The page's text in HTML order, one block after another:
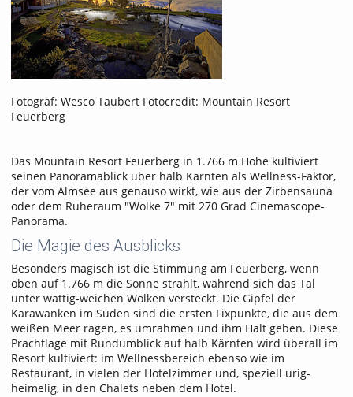
Fotograf: Wesco Taubert Fotocredit: Mountain Resort
Feuerberg
Das Mountain Resort Feuerberg in 1.766 m Höhe kultiviert
seinen Panoramablick über halb Kärnten als Wellness-Faktor,
der vom Almsee aus genauso wirkt, wie aus der Zirbensauna
oder dem Ruheraum "Wolke 7" mit 270 Grad Cinemascope-
Panorama.
Die Magie des Ausblicks
Besonders magisch ist die Stimmung am Feuerberg, wenn
oben auf 1.766 m die Sonne strahlt, während sich das Tal
unter wattig-weichen Wolken versteckt. Die Gipfel der
Karawanken im Süden sind die ersten Fixpunkte, die aus dem
weißen Meer ragen, es umrahmen und ihm Halt geben. Diese
Prachtlage mit Rundumblick auf halb Kärnten wird überall im
Resort kultiviert: im Wellnessbereich ebenso wie im
Restaurant, in vielen der Hotelzimmer und, speziell urig-
heimelig, in den Chalets neben dem Hotel.